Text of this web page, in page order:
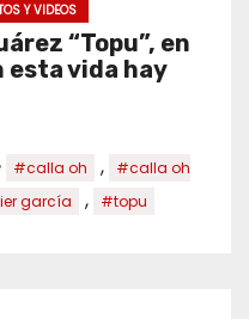
Y VIDEOS
“Topu”, en
esta vida hay
#calla oh ,
#calla oh
garcía , #topu